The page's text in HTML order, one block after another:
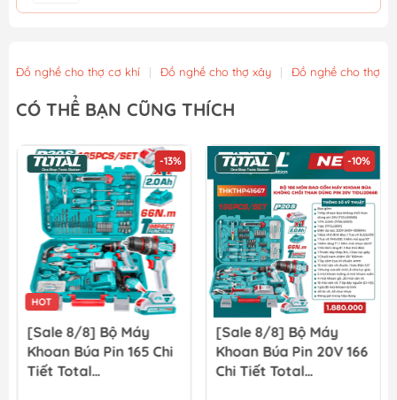
Găng tay phủ PU in hình XL WadFow WPG1802
12.600₫
Găng tay Nitri XL WadFow WGV2801
13.500₫ 15.000₫
Đồ nghề cho thợ cơ khí | Đồ nghề cho thợ xây | Đồ nghề cho thợ
CÓ THỂ BẠN CŨNG THÍCH
-13%
HOT
[Sale 8/8] Bộ Máy
Khoan Búa Pin 165 Chi
Tiết Total
-10%
[Sale 8/8] Bộ Máy
Khoan Búa Pin 20V 166
Chi Tiết Total